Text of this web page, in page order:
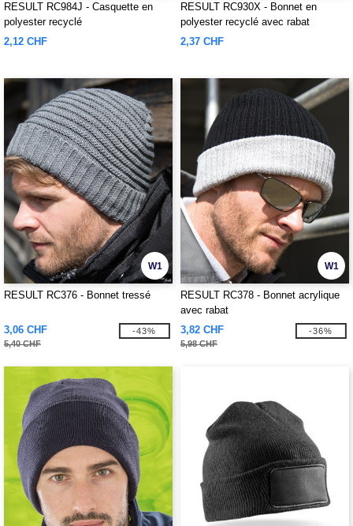
RESULT RC984J - Casquette en
polyester recyclé
2,12 CHF
RESULT RC930X - Bonnet en
polyester recyclé avec rabat
contrasté
2,37 CHF
W1
RESULT RC376 - Bonnet tressé
3,06 CHF
5,40 CHF
-43%
W1
RESULT RC378 - Bonnet acrylique
avec rabat
3,82 CHF
5,98 CHF
-36%